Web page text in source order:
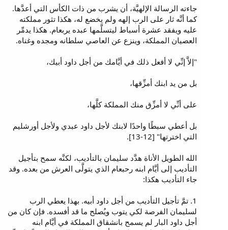
جاءته الرسالة الإلهيَّة، أن يشرب من ذات الكأس التي أعدَّها.
كما أنَّه ثار على الرب إلهه ولم يخضع له، هكذا تثور مملكته
عليه ويفقد عشرة أسباط ليتسلَّمها عبده يربعام. هكذا يدمِّر
العصيان المملكة، وينزع عن العاصي سلطانه ومجده وغناه.
"إلاَّ إنِّي لا أفعل ذلك في أيَّامك من أجل داود أبيك،
بل من يد ابنك أمزِّقها،
على أنِّي لا أمزِّق منك المملكة كلَّها،
بل أعطي سبطًا واحدًا لابنك لأجل داود عبدي ولأجل أورشليم
التي اخترتها" [12-13].
الله الطويل الأناة هدَّد سليمان بالتأديب، لكنَّه سمح بتأجيل
التأديب إلى أيَّام ابنه رحبعام الذي يتولَّى العرش من بعده. وقد
جاء التأديب هكذا:
1. تمَّ تأجيل التأديب من أجل داود أبيه. بهذا يعطي الرب
لسليمان الفرصة لكي يتوب ويُصلح ما قد أفسده. فإن كان من
أجل داود البار لم يسمح بانشقاق المملكة في أيَّام ابنه